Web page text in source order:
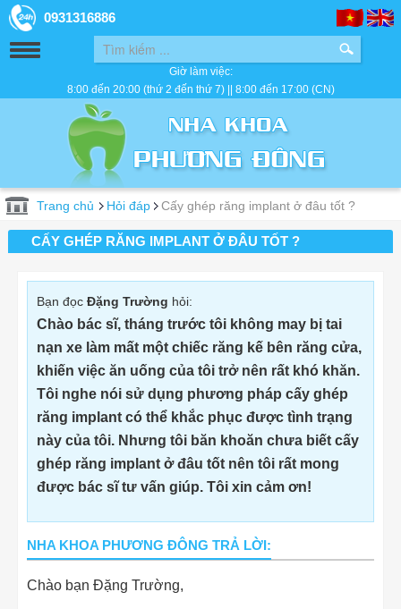
0931316886
Giờ làm việc:
8:00 đến 20:00 (thứ 2 đến thứ 7) || 8:00 đến 17:00 (CN)
Trang chủ Hỏi đáp Cấy ghép răng implant ở đâu tốt ?
CẤY GHÉP RĂNG IMPLANT Ở ĐÂU TỐT ?
Bạn đọc Đặng Trường hỏi:
Chào bác sĩ, tháng trước tôi không may bị tai
nạn xe làm mất một chiếc răng kế bên răng cửa,
khiến việc ăn uống của tôi trở nên rất khó khăn.
Tôi nghe nói sử dụng phương pháp cấy ghép
răng implant có thể khắc phục được tình trạng
này của tôi. Nhưng tôi băn khoăn chưa biết cấy
ghép răng implant ở đâu tốt nên tôi rất mong
được bác sĩ tư vấn giúp. Tôi xin cảm ơn!
NHA KHOA PHƯƠNG ĐÔNG TRẢ LỜI:
Chào bạn Đặng Trường,